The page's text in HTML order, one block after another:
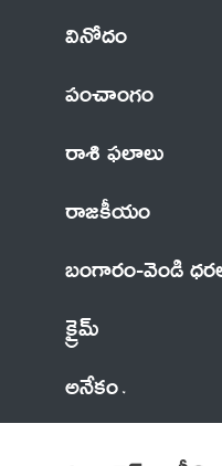
వినోదం
పంచాంగం
రాశి ఫలాలు
రాజకీయం
బంగారం-వెండి
క్రైమ్
అనేకం